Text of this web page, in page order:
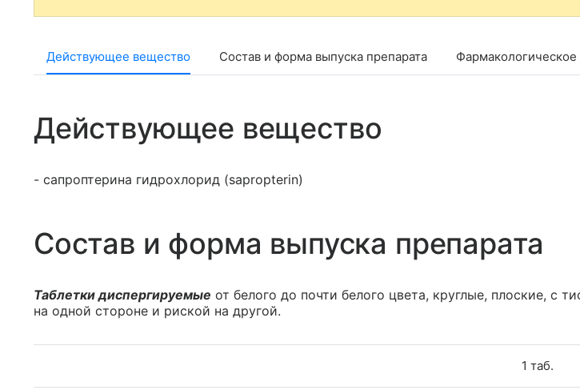
Действующее вещество Состав и форма выпуска препарата Фармакологическое
Действующее вещество
- сапроптерина гидрохлорид (sapropterin)
Состав и форма выпуска препарата
Таблетки диспергируемые от белого до почти белого цвета, круглые, плоские, с
на одной стороне и риской на другой.
1 таб.